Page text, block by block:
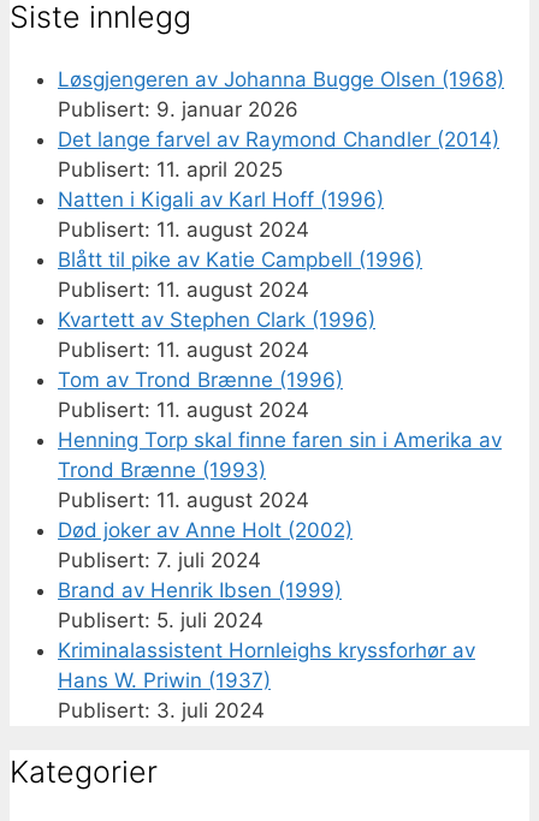
Siste innlegg
Løsgjengeren av Johanna Bugge Olsen (1968)
9. januar 2026
Det lange farvel av Raymond Chandler (2014)
11. april 2025
Natten i Kigali av Karl Hoff (1996)
11. august 2024
Blått til pike av Katie Campbell (1996)
11. august 2024
Kvartett av Stephen Clark (1996)
11. august 2024
Tom av Trond Brænne (1996)
11. august 2024
Henning Torp skal finne faren sin i Amerika av
Trond Brænne (1993)
11. august 2024
Død joker av Anne Holt (2002)
7. juli 2024
Brand av Henrik Ibsen (1999)
5. juli 2024
Kriminalassistent Hornleighs kryssforhør av
Hans W. Priwin (1937)
3. juli 2024
Kategorier